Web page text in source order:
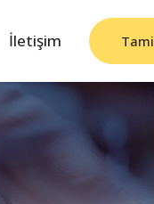
İletişim